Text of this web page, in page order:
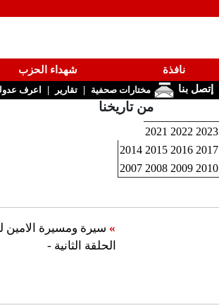
نافذة شهداء الحزب
إتصل بنا مختارات صحفية | تقارير | اعرف
من تاريخنا
2023
2022
2021
2017
2016
2015
2014
2010
2009
2008
2007
» سيرة ومسيرة الامين
الحلقة الثانية -